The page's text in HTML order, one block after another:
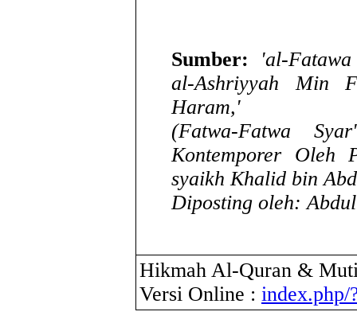
Sumber:
'al-
al-Ashriyyah Min
Haram,'
(Fatwa-Fatwa
Kontemporer Oleh
syaikh Khalid bin
Diposting oleh:
Hikmah Al-Quran &
Versi Online :